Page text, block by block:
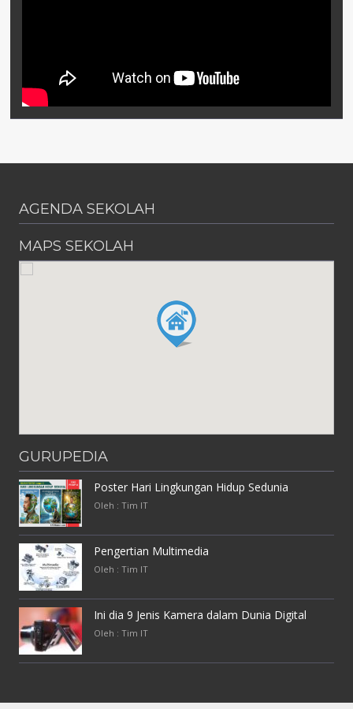
AGENDA SEKOLAH
MAPS SEKOLAH
GURUPEDIA
Poster Hari Lingkungan Hidup Sedunia
Oleh : Tim IT
Pengertian Multimedia
Oleh : Tim IT
Ini dia 9 Jenis Kamera dalam Dunia Digital
Oleh : Tim IT